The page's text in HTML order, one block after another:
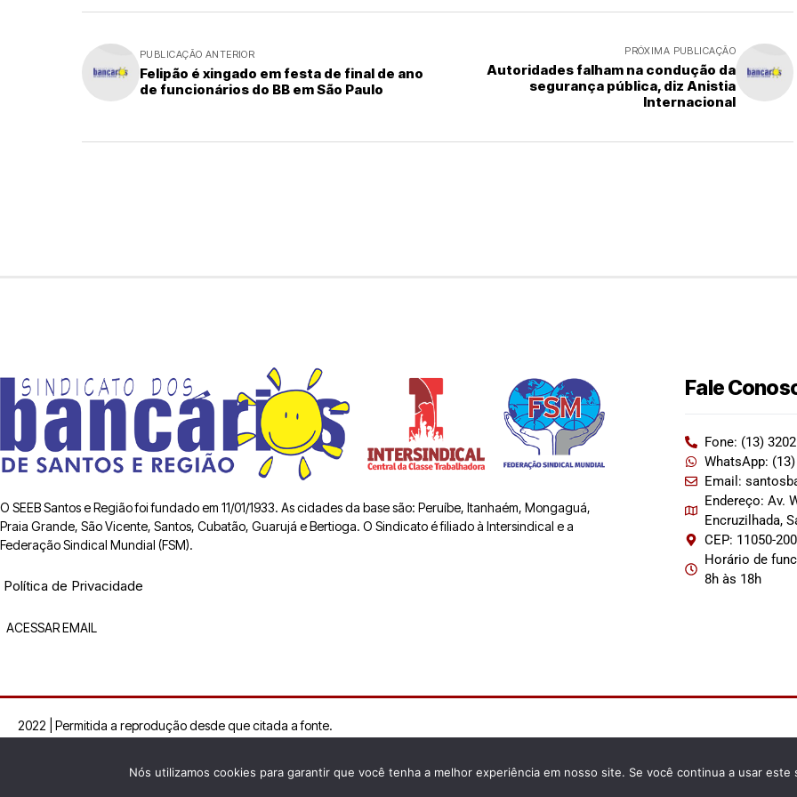
PUBLICAÇÃO ANTERIOR
Felipão é xingado em festa de final de ano
de funcionários do BB em São Paulo
PRÓXIMA PUBLICAÇÃO
Autoridades falham na condução da
segurança pública, diz Anistia
Internacional
O SEEB Santos e Região foi fundado em 11/01/1933. As cidades da base são: Peruíbe, Itanhaém, Mongaguá,
Praia Grande, São Vicente, Santos, Cubatão, Guarujá e Bertioga. O Sindicato é filiado à Intersindical e a
Federação Sindical Mundial (FSM).
Política de Privacidade
ACESSAR EMAIL
Fale
Fone: (13)
WhatsApp:
Email:
Endereço: Av.
Encruzilhada,
CEP: 11050-200
Horário de
8h às 18h
2022 | Permitida a reprodução desde que citada a fonte.
Nós utilizamos cookies para garantir que você tenha a melhor experiência em nosso site. Se você continua a usar